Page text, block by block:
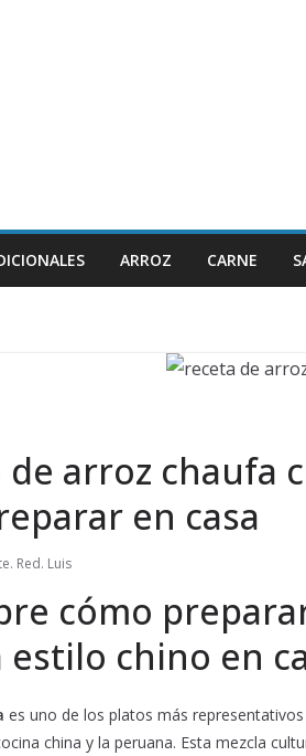
ARROZ CARNE
de arroz chaufa
en casa
Red. Luis
cómo
estilo chino en
es uno de los platos más
china y la peruana. Esta mezcla